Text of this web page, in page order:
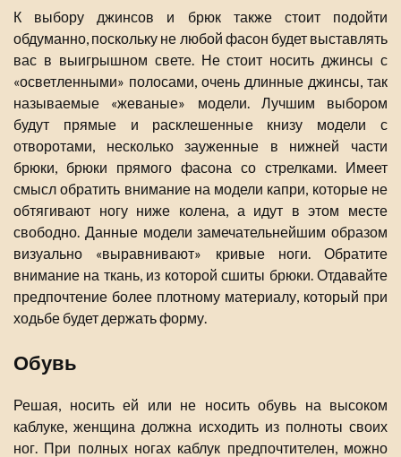
К выбору джинсов и брюк также стоит подойти
обдуманно, поскольку не любой фасон будет выставлять
вас в выигрышном свете. Не стоит носить джинсы с
«осветленными» полосами, очень длинные джинсы, так
называемые «жеваные» модели. Лучшим выбором
будут прямые и расклешенные книзу модели с
отворотами, несколько зауженные в нижней части
брюки, брюки прямого фасона со стрелками. Имеет
смысл обратить внимание на модели капри, которые не
обтягивают ногу ниже колена, а идут в этом месте
свободно. Данные модели замечательнейшим образом
визуально «выравнивают» кривые ноги. Обратите
внимание на ткань, из которой сшиты брюки. Отдавайте
предпочтение более плотному материалу, который при
ходьбе будет держать форму.
Обувь
Решая, носить ей или не носить обувь на высоком
каблуке, женщина должна исходить из полноты своих
ног. При полных ногах каблук предпочтителен, можно